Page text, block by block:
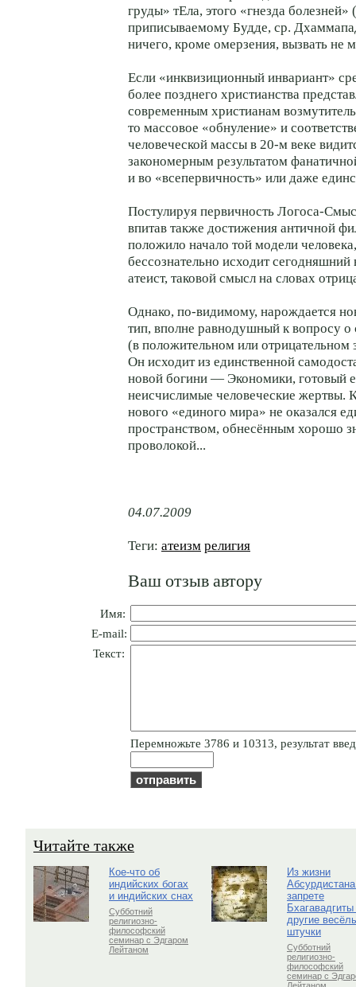
груды» тЕла, этого «гнезда болезней»
приписываемому Будде, ср.
ничего, кроме омерзения, вызвать не
Если «инквизиционный инвариант»
более позднего христианства
современным христианам
то массовое «обнуление» и
человеческой массы в 20-м веке
закономерным результатом
и во «всепервичность» или даже
Постулируя первичность Логоса-
впитав также достижения античной
положило начало той модели
бессознательно исходит
атеист, таковой смысл на словах
Однако, по-видимому, нарождается
тип, вполне равнодушный к вопросу о
(в положительном или отрицательном
Он исходит из единственной
новой богини — Экономики, готовый
неисчислимые человеческие жертвы.
нового «единого мира» не оказался
пространством, обнесённым хорошо
проволокой...
04.07.2009
Теги: атеизм религия
Ваш отзыв автору
Имя:
E-mail:
Текст:
Пepeмнoжьтe 3786 и 10313, результат
Читайте также
Кое-что об
индийских богах
и индийских снах
Субботний
религиозно-
философский
семинар с Эдгаром
Лейтаном
Из жизни
запрете
Бхагавадгиты
другие
штучки
Субботний
религиозно-
философский
семинар с